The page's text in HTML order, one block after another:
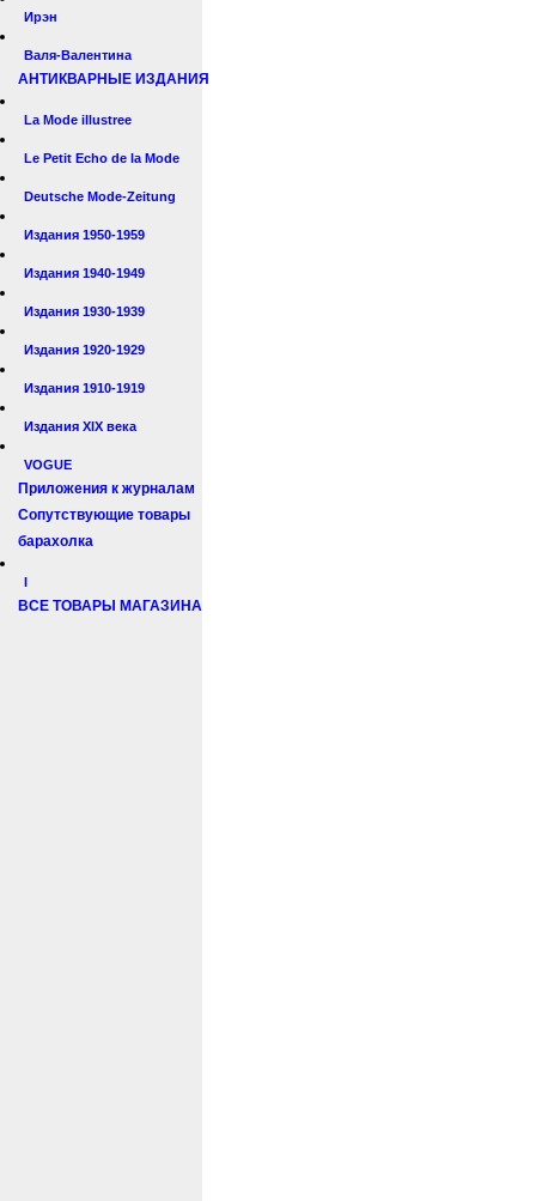
Ирэн
Валя-Валентина
АНТИКВАРНЫЕ ИЗДАНИЯ
La Mode illustree
Le Petit Echo de la Mode
Deutsche Mode-Zeitung
Издания 1950-1959
Издания 1940-1949
Издания 1930-1939
Издания 1920-1929
Издания 1910-1919
Издания XIX века
VOGUE
Приложения к журналам
Сопутствующие товары
барахолка
I
ВСЕ ТОВАРЫ МАГАЗИНА